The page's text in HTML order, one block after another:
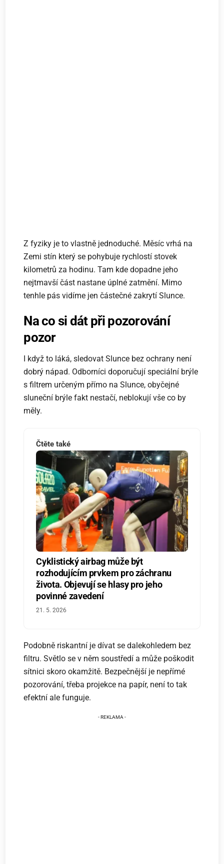
Z fyziky je to vlastně jednoduché. Měsíc vrhá na
Zemi stín který se pohybuje rychlostí stovek
kilometrů za hodinu. Tam kde dopadne jeho
nejtmavší část nastane úplné zatmění. Mimo
tenhle pás vidíme jen částečné zakrytí Slunce.
Na co si dát při pozorování
pozor
I když to láká, sledovat Slunce bez ochrany není
dobrý nápad. Odborníci doporučují speciální brýle
s filtrem určeným přímo na Slunce, obyčejné
sluneční brýle fakt nestačí, neblokují vše co by
měly.
Čtěte také
Cyklistický airbag může být
rozhodujícím prvkem pro záchranu
života. Objevují se hlasy pro jeho
povinné zavedení
21. 5. 2026
Podobně riskantní je dívat se dalekohledem bez
filtru. Světlo se v něm soustředí a může poškodit
sítnici skoro okamžitě. Bezpečnější je nepřímé
pozorování, třeba projekce na papír, není to tak
efektní ale funguje.